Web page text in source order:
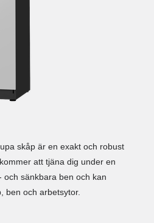
skåp är en exakt och robust
att tjäna dig under en
och sänkbara ben och kan
ben och arbetsytor.